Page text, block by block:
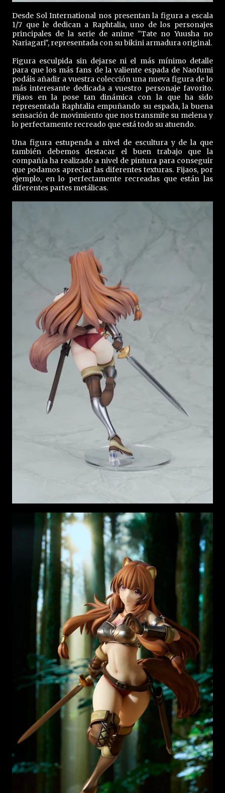
Desde Sol International nos presentan la figura a escala
1/7 que le dedican a Raphtalia, uno de los personajes
principales de la serie de anime "Tate no Yuusha no
Nariagari", representada con su bikini armadura original.
Figura esculpida sin dejarse ni el más mínimo detalle
para que los más fans de la valiente espada de Naofumi
podáis añadir a vuestra colección una nueva figura de lo
más interesante dedicada a vuestro personaje favorito.
Fijaos en la pose tan dinámica con la que ha sido
representada Raphtalia empuñando su espada, la buena
sensación de movimiento que nos transmite su melena y
lo perfectamente recreado que está todo su atuendo.
Una figura estupenda a nivel de escultura y de la que
también debemos destacar el buen trabajo que la
compañía ha realizado a nivel de pintura para conseguir
que podamos apreciar las diferentes texturas. Fijaos, por
ejemplo, en lo perfectamente recreadas que están las
diferentes partes metálicas.